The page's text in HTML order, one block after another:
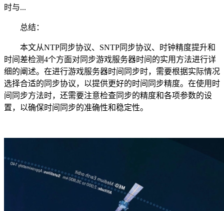
时与...
总结：
本文从NTP同步协议、SNTP同步协议、时钟精度提升和
时间差检测4个方面对同步游戏服务器时间的实用方法进行详
细的阐述。在进行游戏服务器时间同步时，需要根据实际情况
选择合适的同步协议，以提供更好的时间同步精度。在使用时
间同步方法时，还需要注意检查同步的精度和各项参数的设
置，以确保时间同步的准确性和稳定性。